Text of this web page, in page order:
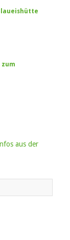
zum
aus der